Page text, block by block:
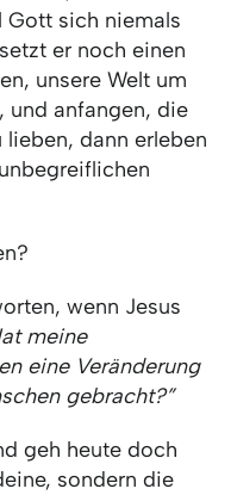
Gott sich niemals
er noch einen
unsere Welt um
und anfangen, die
dann erleben
wenn Jesus
meine
eine Veränderung
gebracht?”
geh heute doch
sondern die